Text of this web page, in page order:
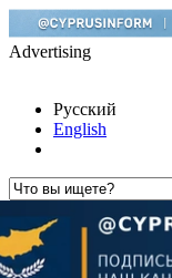
Advertising
Русский
English